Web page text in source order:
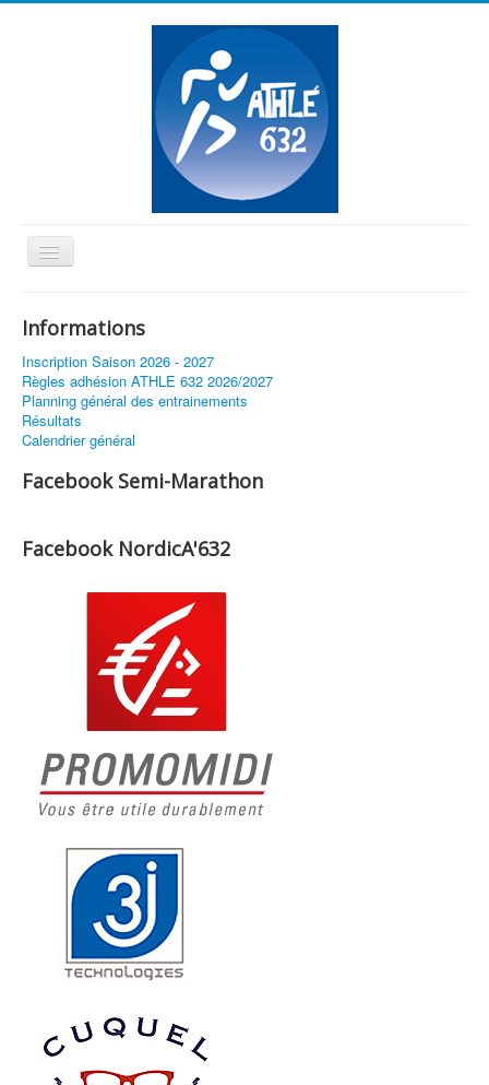
Basculer
la
Vous êtes ici :
Toulouse au coeur de l'athlétisme le 18 mai
Informations
Inscription Saison 2026 - 2027
Règles adhésion ATHLE 632 2026/2027
Planning général des entrainements
Résultats
Calendrier général
Facebook Semi-Marathon
Facebook NordicA'632